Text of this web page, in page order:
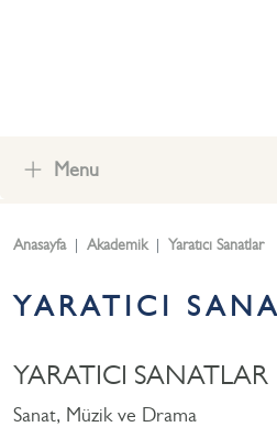
Menu
Anasayfa Akademik Yaratıcı Sanatlar
YARATICI
YARATICI SANATLAR
Sanat, Müzik ve Drama